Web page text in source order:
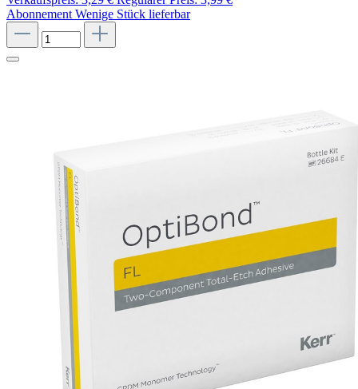
Abonnement Wenige Stück lieferbar